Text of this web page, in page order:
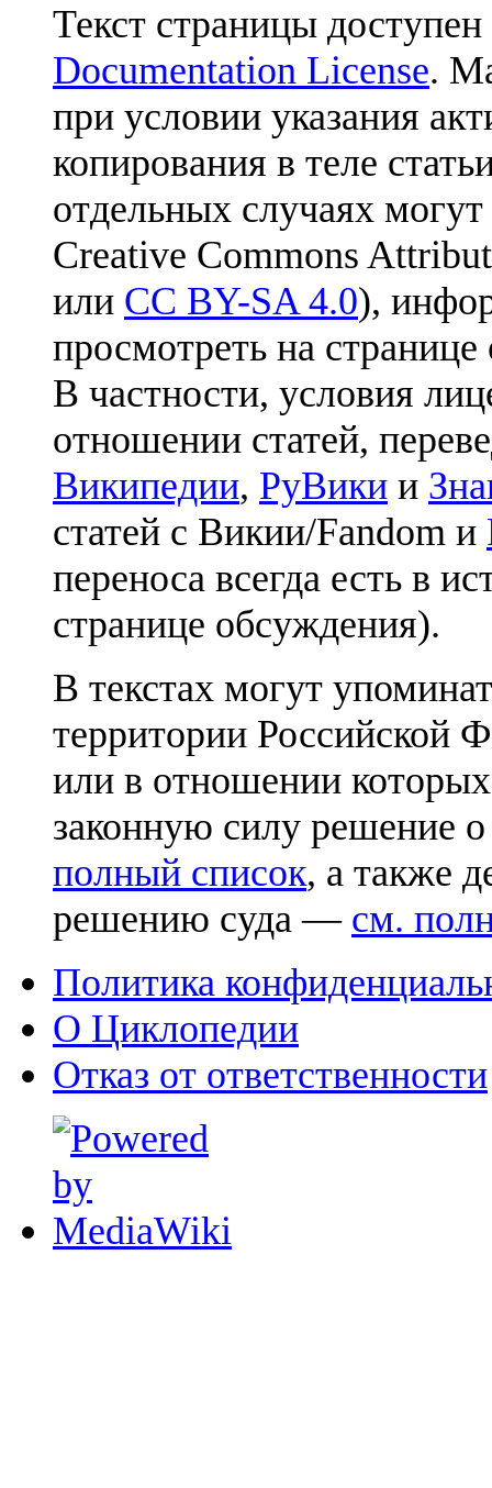
Текст страницы
Documentation License.
при условии указания
копирования в теле
отдельных случаях
Creative Commons
или CC BY-SA 4.0),
просмотреть на
В частности, условия
отношении статей,
Википедии, РуВики и
статей с Викии/Fandom и
переноса всегда есть в
странице обсуждения).
В текстах могут
территории Российской
или в отношении
законную силу решение
полный список, а также
решению суда — см.
Политика
О Циклопедии
Отказ от ответственности